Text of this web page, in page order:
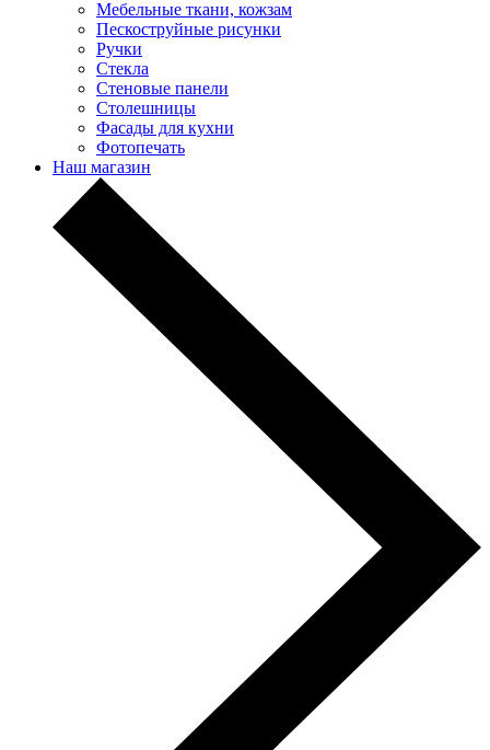
Мебельные ткани, кожзам
Пескоструйные рисунки
Ручки
Стекла
Стеновые панели
Столешницы
Фасады для кухни
Фотопечать
Наш магазин